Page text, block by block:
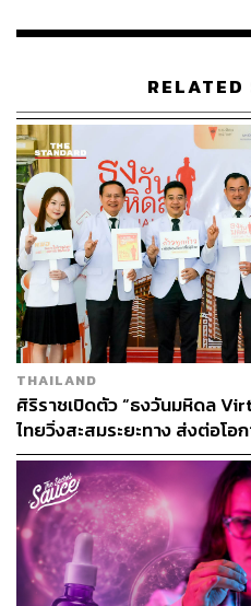
RELATED
THAILAND
ศิริราชเปิดตัว “ธงวันมหิดล
ไทยวิ่งสะสมระยะทาง ส่งต่อโ
เนื่องในวันมหิดล ประจำปี 2569